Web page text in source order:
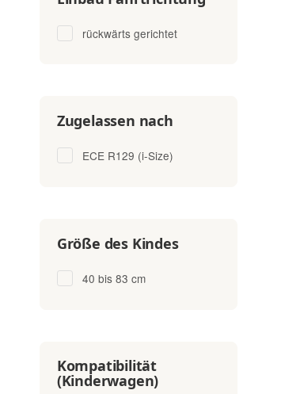
rückwärts gerichtet
Zugelassen nach
ECE R129 (i-Size)
Größe des Kindes
40 bis 83 cm
Kompatibilität
(Kinderwagen)